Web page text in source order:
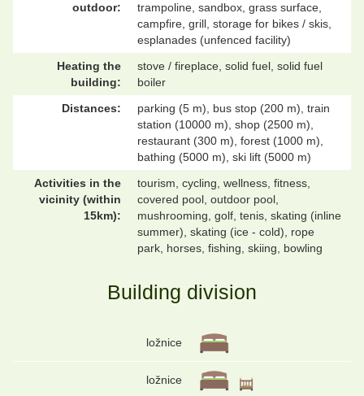
outdoor:
trampoline, sandbox, grass surface,
campfire, grill, storage for bikes / skis,
esplanades (unfenced facility)
Heating the
building:
stove / fireplace, solid fuel, solid fuel
boiler
Distances:
parking (5 m), bus stop (200 m), train
station (10000 m), shop (2500 m),
restaurant (300 m), forest (1000 m),
bathing (5000 m), ski lift (5000 m)
Activities in the
vicinity (within
15km):
tourism, cycling, wellness, fitness,
covered pool, outdoor pool,
mushrooming, golf, tenis, skating (inline
summer), skating (ice - cold), rope
park, horses, fishing, skiing, bowling
Building division
ložnice
ložnice